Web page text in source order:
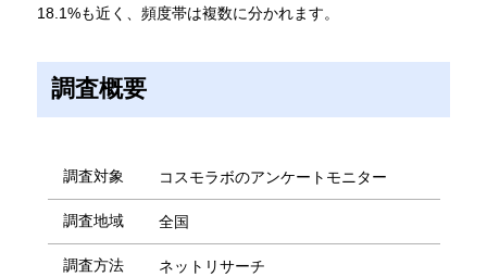
18.1%も近く、頻度帯は複数に分かれます。
調査概要
調査対象 コスモラボのアンケートモニター
調査地域 全国
調査方法 ネットリサーチ